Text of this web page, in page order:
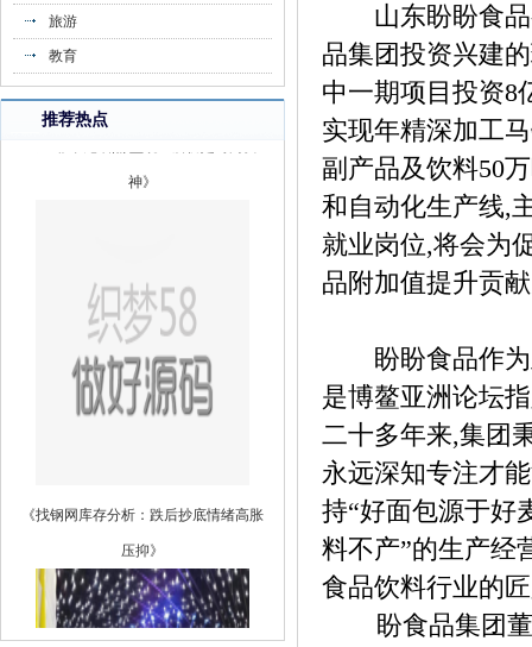
旅游
教育
推荐热点
《王菲罕见晒照 墨镜红唇仍是时尚女
山东盼盼食品
品集团投资兴建
中一期项目投资8
实现年精深加工
副产品及饮料50
和自动化生产线,
就业岗位,将会为
品附加值提升贡
盼盼食品作为
是博鳌亚洲论坛
二十多年来,集团
永远深知专注才
持“好面包源于好
料不产”的生产经
食品饮料行业的
盼食品集团